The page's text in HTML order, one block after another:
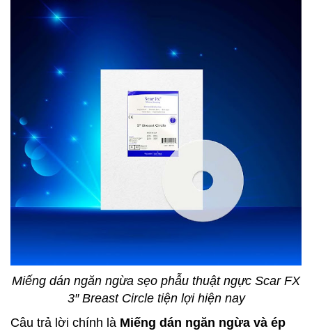
Miếng dán ngăn ngừa sẹo phẫu thuật ngực Scar FX
3″ Breast Circle tiện lợi hiện nay
Câu trả lời chính là Miếng dán ngăn ngừa và ép